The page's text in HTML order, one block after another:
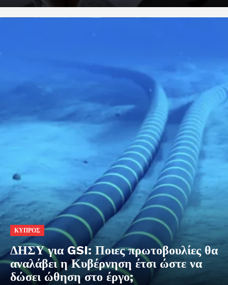
ΚΥΠΡΟΣ
ΔΗΣΥ για GSI: Ποιες πρωτοβουλίες θα
αναλάβει η Κυβέρνηση έτσι ώστε να
δώσει ώθηση στο έργο;